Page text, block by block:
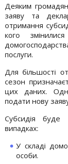
Деяким
заяву та
отримання
кого
послуги.
Для більшості
сезон
цих даних.
подати нову
Субсидія
випадках:
У складі
особи.